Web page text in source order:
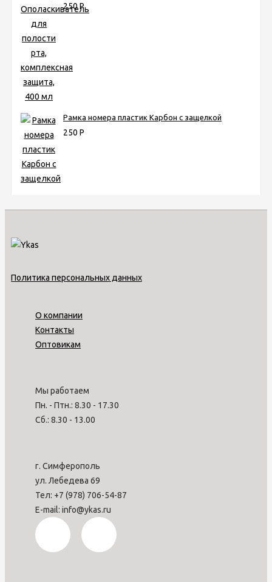
250Р
Рамка номера пластик Карбон с защелкой
250 Р
Политика персональных данных
О компании
Контакты
Оптовикам
Мы работаем
Пн. - Птн.: 8.30 - 17.30
Сб.: 8.30 - 13.00
г. Симферополь
ул. Лебедева 69
Тел: +7 (978) 706-54-87
E-mail: info@ykas.ru